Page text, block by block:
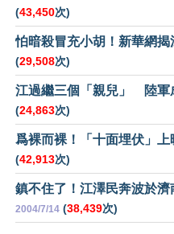
(43,450次)
怕暗殺冒充小胡！新華網
(29,508次)
江過繼三個「親兒」 陸軍
(24,863次)
爲裸而裸！「十面埋伏」
(42,913次)
鎮不住了！江澤民奔波於
2004/7/14 (38,439次)